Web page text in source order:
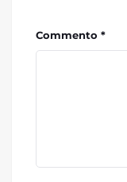
Commento *